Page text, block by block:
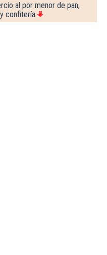
al por menor de pan,
confitería